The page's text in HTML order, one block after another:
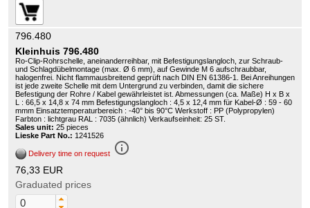
796.480
Kleinhuis 796.480
Ro-Clip-Rohrschelle, aneinanderreihbar, mit Befestigungslangloch, zur Schraub-
und Schlagdübelmontage (max. Ø 6 mm), auf Gewinde M 6 aufschraubbar,
halogenfrei. Nicht flammausbreitend geprüft nach DIN EN 61386-1. Bei Anreihungen
ist jede zweite Schelle mit dem Untergrund zu verbinden, damit die sichere
Befestigung der Rohre / Kabel gewährleistet ist. Abmessungen (ca. Maße) H x B x
L : 66,5 x 14,8 x 74 mm Befestigungslangloch : 4,5 x 12,4 mm für Kabel-Ø : 59 - 60
mmm Einsatztemperaturbereich : -40° bis 90°C Werkstoff : PP (Polypropylen)
Farbton : lichtgrau RAL : 7035 (ähnlich) Verkaufseinheit: 25 ST.
Sales unit: 25 pieces
Lieske Part No.: 1241526
Delivery time on request info_outline
76,33 EUR
Graduated prices